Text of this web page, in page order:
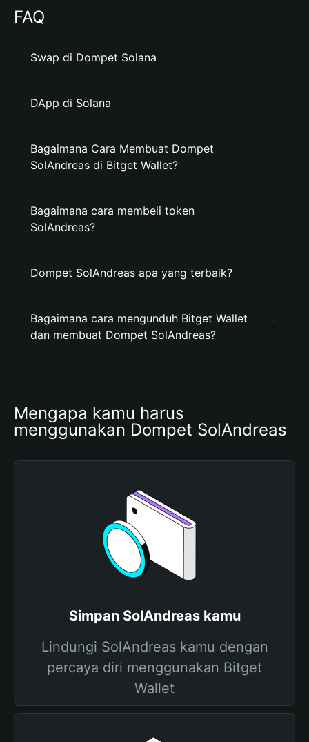
FAQ
Swap di Dompet Solana
DApp di Solana
Bagaimana Cara Membuat Dompet
SolAndreas di Bitget Wallet?
Bagaimana cara membeli token
SolAndreas?
Dompet SolAndreas apa yang terbaik?
Bagaimana cara mengunduh Bitget Wallet
dan membuat Dompet SolAndreas?
Mengapa kamu harus
menggunakan Dompet SolAndreas
Simpan SolAndreas kamu
Lindungi SolAndreas kamu dengan
percaya diri menggunakan Bitget
Wallet